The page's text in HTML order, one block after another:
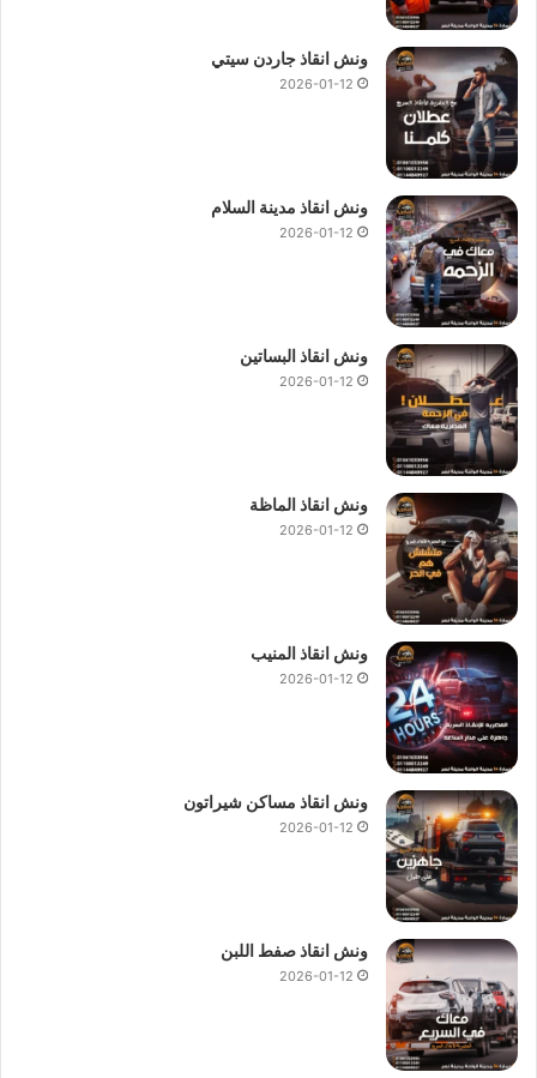
ونش انقاذ جاردن سيتي
2026-01-12
ونش انقاذ مدينة السلام
2026-01-12
ونش انقاذ البساتين
2026-01-12
ونش انقاذ الماظة
2026-01-12
ونش انقاذ المنيب
2026-01-12
ونش انقاذ مساكن شيراتون
2026-01-12
ونش انقاذ صفط اللبن
2026-01-12